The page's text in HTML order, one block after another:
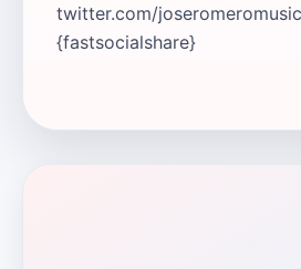
twitter.com/
{fastsocialshare}